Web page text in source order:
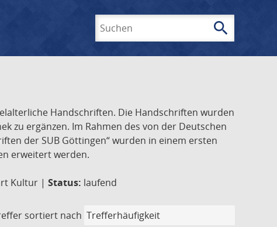
search
Handschriften. Die Handschriften wurden
zu ergänzen. Im Rahmen des von der Deutschen
der SUB Göttingen“ wurden in einem ersten
erweitert werden.
Kultur | Status: laufend
sortiert nach